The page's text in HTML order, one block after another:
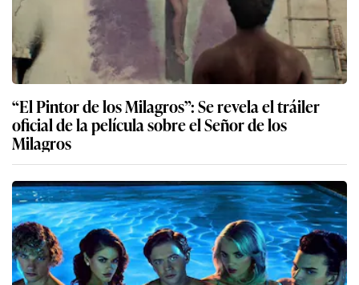
“El Pintor de los Milagros”: Se revela el tráiler
oficial de la película sobre el Señor de los
Milagros